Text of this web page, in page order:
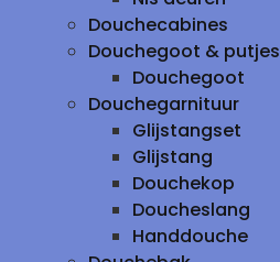
Douchecabines
Douchegoot & putjes
Douchegoot
Douchegarnituur
Glijstangset
Glijstang
Douchekop
Doucheslang
Handdouche